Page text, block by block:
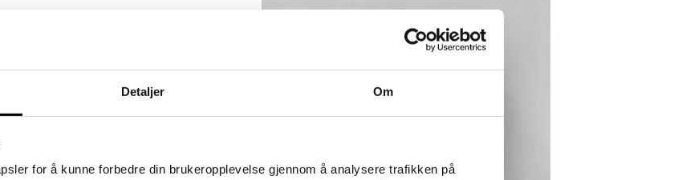
Detaljer Om
for å kunne forbedre din brukeropplevelse gjennom å analysere trafikken på